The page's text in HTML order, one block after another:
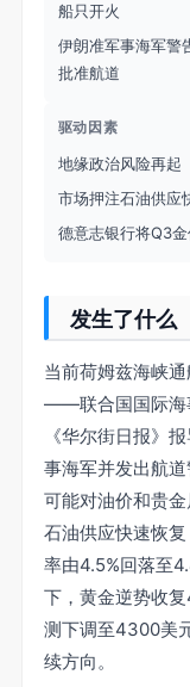
船只开火
伊朗准军事海军警
批准航道
驱动因素
地缘政治风险再起
市场押注石油供应
德意志银行将Q3
发生了什么
当前荷姆兹海峡
——联合国国际海
《华尔街日报》
事海军并发出航
可能对油价和贵
石油供应快速恢
率由4.5%回落至
下，黄金逆势收
测下调至4300美
续方向。